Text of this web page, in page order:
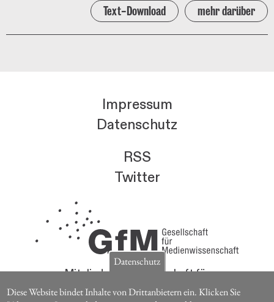
Text-Download mehr darüber
Impressum
Datenschutz
RSS
Twitter
Mitglieder der Gesellschaft für
Medienwissenschaft erhalten die Zeitschrift für
Datenschutz
Diese Website bindet Inhalte von Drittanbietern ein. Klicken Sie